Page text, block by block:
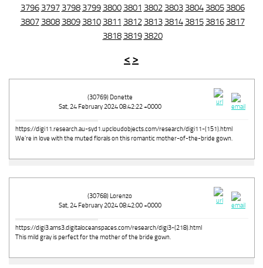
3796 3797 3798 3799 3800 3801 3802 3803 3804 3805 3806
3807 3808 3809 3810 3811 3812 3813 3814 3815 3816 3817
3818 3819 3820
< >
(30769) Donette
Sat, 24 February 2024 08:42:22 +0000
https://digi11.research.au-syd1.upcloudobjects.com/research/digi11-(151).html
We're in love with the muted florals on this romantic mother-of-the-bride gown.
(30768) Lorenzo
Sat, 24 February 2024 08:42:00 +0000
https://digi3.ams3.digitaloceanspaces.com/research/digi3-(218).html
This mild gray is perfect for the mother of the bride gown.